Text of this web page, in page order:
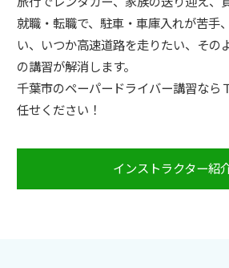
就職・転職で、駐車・車庫入れが苦手
い、いつか高速道路を走りたい、その
の講習が解消します。
千葉市のペーパードライバー講習なら
任せください！
インストラクター紹